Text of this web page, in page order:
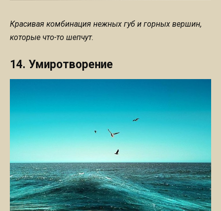
Красивая комбинация нежных губ и горных вершин,
которые что-то шепчут.
14. Умиротворение